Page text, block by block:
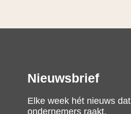
Nieuwsbrief
Elke week hét nieuws dat
ondernemers raakt.